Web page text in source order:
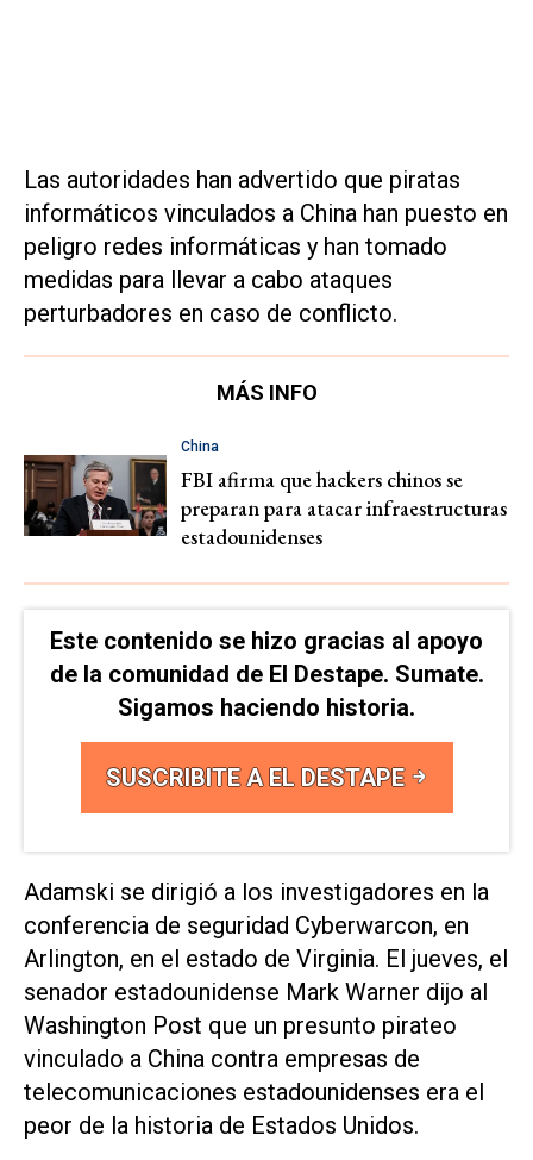
Las autoridades han advertido que piratas
informáticos vinculados a China han puesto en
peligro redes informáticas y han tomado
medidas para llevar a cabo ataques
perturbadores en caso de conflicto.
MÁS INFO
China
FBI afirma que hackers chinos se
preparan para atacar infraestructuras
estadounidenses
Este contenido se hizo gracias al apoyo
de la comunidad de El Destape. Sumate.
Sigamos haciendo historia.
SUSCRIBITE A EL DESTAPE
Adamski se dirigió a los investigadores en la
conferencia de seguridad Cyberwarcon, en
Arlington, en el estado de Virginia. El jueves, el
senador estadounidense Mark Warner dijo al
Washington Post que un presunto pirateo
vinculado a China contra empresas de
telecomunicaciones estadounidenses era el
peor de la historia de Estados Unidos.